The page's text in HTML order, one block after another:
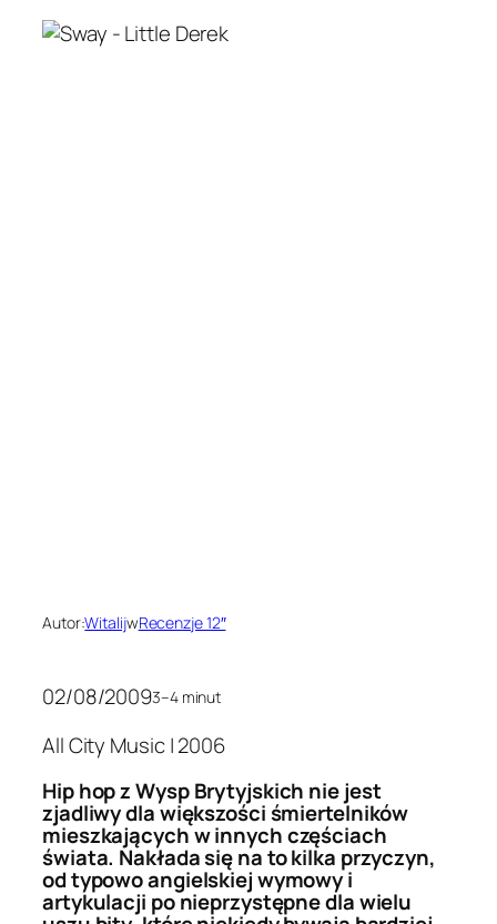
Autor:WitalijwRecenzje 12″
02/08/20093–4 minut
All City Music | 2006
Hip hop z Wysp Brytyjskich nie jest
zjadliwy dla większości śmiertelników
mieszkających w innych częściach
świata. Nakłada się na to kilka przyczyn,
od typowo angielskiej wymowy i
artykulacji po nieprzystępne dla wielu